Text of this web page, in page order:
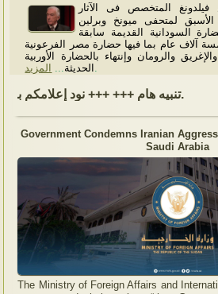
المتخصص فى الآثار
الأسبق لمتحفى ميونخ وبرلين
السودانية القديمة سابقة
آلاف عام بما فيها حضارة مصر الفرعونية
والرومان وإنتهاء بالحضارة الأوربية
الحديثة
المزيد
Government Condemns Iranian
Saudi Arabia
The Ministry of Foreign Affairs and